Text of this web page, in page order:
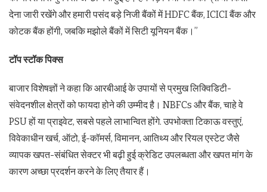
देना जारी रखेंगे और हमारी पसंद बड़े निजी बैंकों में HDFC बैंक, ICICI बैंक और
कोटक बैंक होंगी, जबकि मझोले बैंकों में सिटी यूनियन बैंक।”
टॉप स्टॉक पिक्स
बाजार विशेषज्ञों ने कहा कि आरबीआई के उपायों से प्रमुख लिक्विडिटी-
संवेदनशील क्षेत्रों को फायदा होने की उम्मीद है। NBFCs और बैंक, चाहे वे
PSU हों या प्राइवेट, सबसे पहले लाभान्वित होंगे. उपभोक्ता टिकाऊ वस्तुएं,
विवेकाधीन खर्च, ऑटो, ई-कॉमर्स, विमानन, आतिथ्य और रियल एस्टेट जैसे
व्यापक खपत-संबंधित सेक्टर भी बढ़ी हुई क्रेडिट उपलब्धता और खपत मांग के
कारण अच्छा प्रदर्शन करने के लिए तैयार हैं।